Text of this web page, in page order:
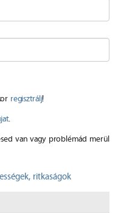
regisztrálj!
.
van vagy problémád merül
ritkaságok